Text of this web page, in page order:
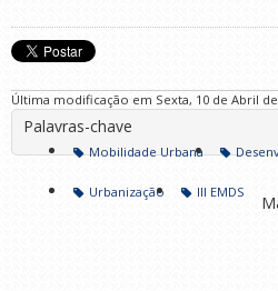
Última modificação em Sexta, 10 de Abril de
Palavras-chave
Mobilidade Urbana
Urbanização III EMDS